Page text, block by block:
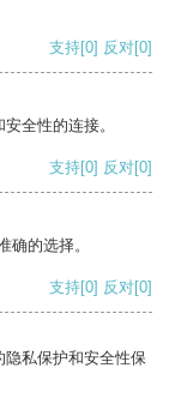
支持[0] 反对[0]
全性的连接。
支持[0] 反对[0]
确的选择。
支持[0] 反对[0]
私保护和安全性保